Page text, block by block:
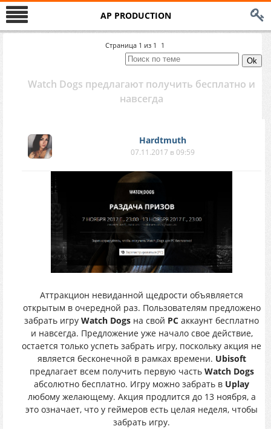
AP PRODUCTION
Страница 1 из 1 1
Watch Dogs предлагают получить бесплатно и
навсегда
Hardtmuth
07.11.2017 в 09:59
Аттракцион невиданной щедрости объявляется
открытым в очередной раз. Пользователям предложено
забрать игру Watch Dogs на свой PC аккаунт бесплатно
и навсегда. Предложение уже начало свое действие,
остается только успеть забрать игру, поскольку акция не
является бесконечной в рамках времени. Ubisoft
предлагает всем получить первую часть Watch Dogs
абсолютно бесплатно. Игру можно забрать в Uplay
любому желающему. Акция продлится до 13 ноября, а
это означает, что у геймеров есть целая неделя, чтобы
забрать игру.